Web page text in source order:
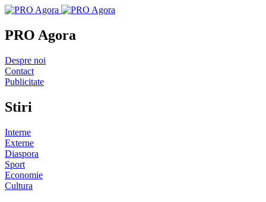
PRO Agora
Despre noi
Contact
Publicitate
Stiri
Interne
Externe
Diaspora
Sport
Economie
Cultura